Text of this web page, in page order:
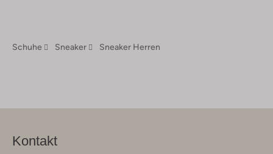
Schuhe Sneaker Sneaker Herren
Kontakt